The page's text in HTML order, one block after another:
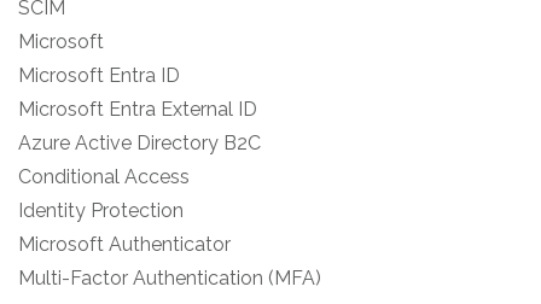
SCIM
Microsoft
Microsoft Entra ID
Microsoft Entra External ID
Azure Active Directory B2C
Conditional Access
Identity Protection
Microsoft Authenticator
Multi-Factor Authentication (MFA)